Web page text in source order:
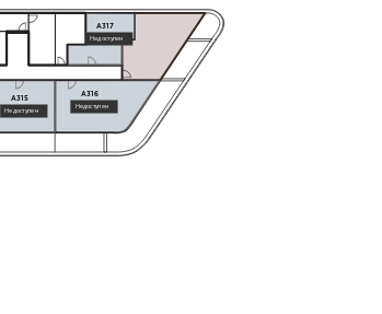
A315
Недоступен
A316
Недоступен
A317
Недоступен